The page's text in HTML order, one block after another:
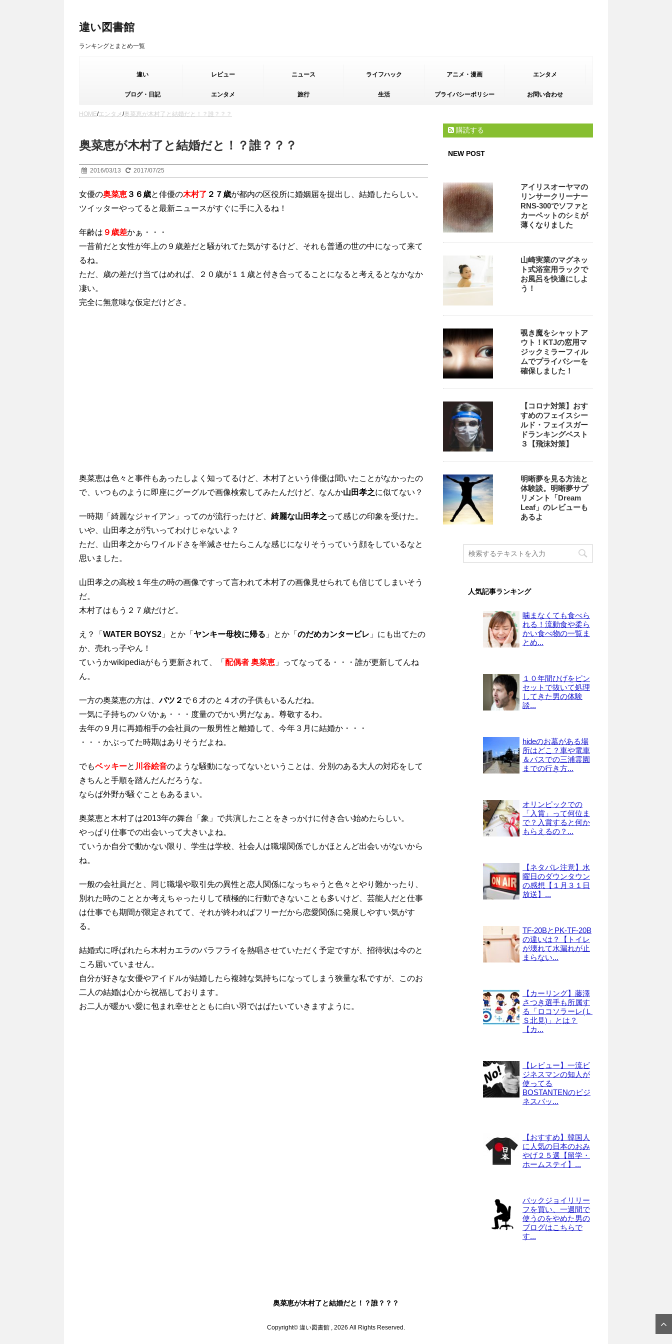
違い図書館
ランキングとまとめ一覧
違い レビュー ニュース ライフハック アニメ・漫画 エンタメ
ブログ・日記 エンタメ 旅行 生活 プライバシーポリシー お問い合わせ
HOME/エンタメ/奥菜恵が木村了と結婚だと！？誰？？？
奥菜恵が木村了と結婚だと！？誰？？？
2016/03/13 2017/07/25
女優の奥菜恵 ３６歳と俳優の木村了 ２７歳が都内の区役所に婚姻届を提出し、結婚したらしい。
ツイッターやってると最新ニュースがすぐに手に入るね！
年齢は ９歳差かぁ・・・
一昔前だと女性が年上の９歳差だと騒がれてた気がするけど、それも普通の世の中になって来て
るね。
ただ、歳の差だけ当てはめれば、２０歳が１１歳と付き合ってることになると考えるとなかなか
凄い。
完全に無意味な仮定だけどさ。
奥菜恵は色々と事件もあったしよく知ってるけど、木村了という俳優は聞いたことがなかったの
で、いつものように即座にグーグルで画像検索してみたんだけど、なんか山田孝之に似てない？
一時期「綺麗なジャイアン」ってのが流行ったけど、 綺麗な山田孝之って感じの印象を受けた。
いや、山田孝之が汚いってわけじゃないよ？
ただ、山田孝之からワイルドさを半減させたらこんな感じになりそうっていう顔をしているなと
思いました。
山田孝之の高校１年生の時の画像ですって言われて木村了の画像見せられても信じてしまいそう
だ。
木村了はもう２７歳だけど。
え？「 WATER BOYS2 」とか「 ヤンキー母校に帰る 」とか「 のだめカンタービレ 」にも出てたの
か、売れっ子やん！
ていうかwikipediaがもう更新されて、「 配偶者 奥菜恵 」ってなってる・・・誰が更新してんね
ん。
一方の奥菜恵の方は、バツ２ で６才のと４才の子供もいるんだね。
一気に子持ちのパパかぁ・・・度量のでかい男だなぁ。尊敬するわ。
去年の９月に再婚相手の会社員の一般男性と離婚して、今年３月に結婚か・・・
・・・かぶってた時期はありそうだよね。
でもベッキーと 川谷絵音のような騒動になってないということは、分別のある大人の対応をして
きちんと手順を踏んだんだろうな。
ならば外野が騒ぐこともあるまい。
奥菜恵と木村了は2013年の舞台「象」で共演したことをきっかけに付き合い始めたらしい。
やっぱり仕事での出会いって大きいよね。
ていうか自分で動かない限り、学生は学校、社会人は職場関係でしかほとんど出会いがないから
ね。
一般の会社員だと、同じ職場や取引先の異性と恋人関係になっちゃうと色々とやり難かったり、
別れた時のこととか考えちゃったりして積極的に行動できないことも多いけど、芸能人だと仕事
は仕事でも期間が限定されてて、それが終わればフリーだから恋愛関係に発展しやすい気がす
る。
結婚式に呼ばれたら木村カエラのバラフライを熱唱させていただく予定ですが、招待状は今のと
ころ届いていません。
自分が好きな女優やアイドルが結婚したら複雑な気持ちになってしまう狭量な私ですが、このお
二人の結婚は心から祝福しております。
お二人が暖かい愛に包まれ幸せとともに白い羽ではばたいていきますように。
購読する
NEW POST
アイリスオーヤマの
リンサークリーナー
RNS-300でソファと
カーペットのシミが
薄くなりました
山崎実業のマグネッ
ト式浴室用ラックで
お風呂を快適にしよ
う！
覗き魔をシャットア
ウト！KTJの窓用マ
ジックミラーフィル
ムでプライバシーを
確保しました！
【コロナ対策】おす
すめのフェイスシー
ルド・フェイスガー
ドランキングベスト
３【飛沫対策】
明晰夢を見る方法と
体験談。明晰夢サプ
リメント「Dream
Leaf」のレビューも
あるよ
人気記事ランキング
噛まなくても食べら
れる！流動食や柔ら
かい食べ物の一覧ま
とめ...
１０年間ひげをピン
セットで抜いて処理
してきた男の体験
談...
hideのお墓がある場
所はどこ？車や電車
＆バスでの三浦霊園
までの行き方...
オリンピックでの
「入賞」って何位ま
で？入賞すると何か
もらえるの？...
【ネタバレ注意】水
曜日のダウンタウン
の感想【１月３１日
放送】...
TF-20BとPK-TF-20B
の違いは？【トイレ
が壊れて水漏れが止
まらない...
【カーリング】藤澤
さつき選手も所属す
る「ロコソラーレ(Ｌ
Ｓ北見)」とは？
【カ...
【レビュー】一流ビ
ジネスマンの知人が
使ってる
BOSTANTENのビジ
ネスバッ...
【おすすめ】韓国人
に人気の日本のおみ
やげ２５選【留学・
ホームステイ】...
バックジョイリリー
フを買い、一週間で
使うのをやめた男の
ブログはこちらで
す...
奥菜恵が木村了と結婚だと！？誰？？？
Copyright© 違い図書館 , 2026 All Rights Reserved.